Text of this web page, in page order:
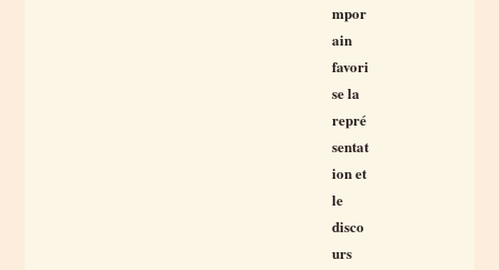
mpor
ain
favori
se la
repré
sentat
ion et
le
disco
urs